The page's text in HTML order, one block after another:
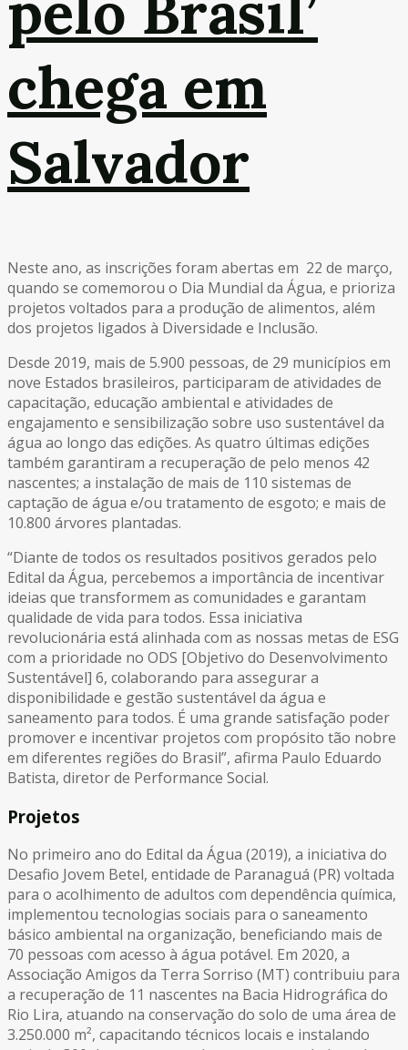
chega em
Salvador
Neste ano, as inscrições foram abertas em 22 de março,
quando se comemorou o Dia Mundial da Água, e prioriza
projetos voltados para a produção de alimentos, além
dos projetos ligados à Diversidade e Inclusão.
Desde 2019, mais de 5.900 pessoas, de 29 municípios em
nove Estados brasileiros, participaram de atividades de
capacitação, educação ambiental e atividades de
engajamento e sensibilização sobre uso sustentável da
água ao longo das edições. As quatro últimas edições
também garantiram a recuperação de pelo menos 42
nascentes; a instalação de mais de 110 sistemas de
captação de água e/ou tratamento de esgoto; e mais de
10.800 árvores plantadas.
“Diante de todos os resultados positivos gerados pelo
Edital da Água, percebemos a importância de incentivar
ideias que transformem as comunidades e garantam
qualidade de vida para todos. Essa iniciativa
revolucionária está alinhada com as nossas metas de ESG
com a prioridade no ODS [Objetivo do Desenvolvimento
Sustentável] 6, colaborando para assegurar a
disponibilidade e gestão sustentável da água e
saneamento para todos. É uma grande satisfação poder
promover e incentivar projetos com propósito tão nobre
em diferentes regiões do Brasil”, afirma Paulo Eduardo
Batista, diretor de Performance Social.
Projetos
No primeiro ano do Edital da Água (2019), a iniciativa do
Desafio Jovem Betel, entidade de Paranaguá (PR) voltada
para o acolhimento de adultos com dependência química,
implementou tecnologias sociais para o saneamento
básico ambiental na organização, beneficiando mais de
70 pessoas com acesso à água potável. Em 2020, a
Associação Amigos da Terra Sorriso (MT) contribuiu para
a recuperação de 11 nascentes na Bacia Hidrográfica do
Rio Lira, atuando na conservação do solo de uma área de
3.250.000 m², capacitando técnicos locais e instalando